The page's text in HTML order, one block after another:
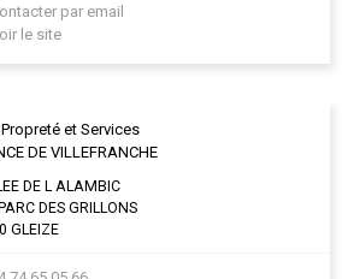
par email
le site
et Services
DE VILLEFRANCHE
DE L ALAMBIC
DES GRILLONS
GLEIZE